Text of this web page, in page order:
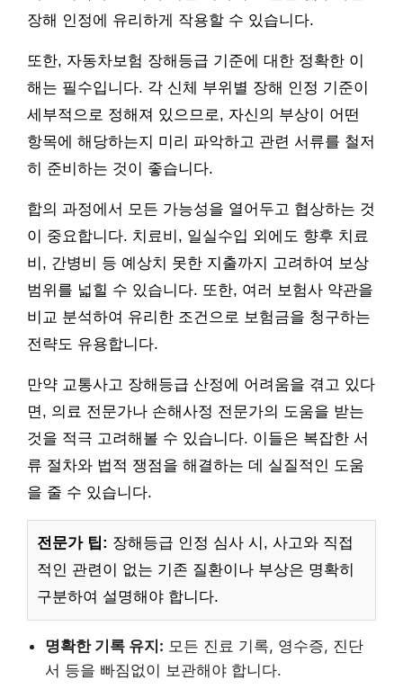
장해 인정에 유리하게 작용할 수 있습니다.
또한, 자동차보험 장해등급 기준에 대한 정확한 이
해는 필수입니다. 각 신체 부위별 장해 인정 기준이
세부적으로 정해져 있으므로, 자신의 부상이 어떤
항목에 해당하는지 미리 파악하고 관련 서류를 철저
히 준비하는 것이 좋습니다.
합의 과정에서 모든 가능성을 열어두고 협상하는 것
이 중요합니다. 치료비, 일실수입 외에도 향후 치료
비, 간병비 등 예상치 못한 지출까지 고려하여 보상
범위를 넓힐 수 있습니다. 또한, 여러 보험사 약관을
비교 분석하여 유리한 조건으로 보험금을 청구하는
전략도 유용합니다.
만약 교통사고 장해등급 산정에 어려움을 겪고 있다
면, 의료 전문가나 손해사정 전문가의 도움을 받는
것을 적극 고려해볼 수 있습니다. 이들은 복잡한 서
류 절차와 법적 쟁점을 해결하는 데 실질적인 도움
을 줄 수 있습니다.
전문가 팁: 장해등급 인정 심사 시, 사고와 직접
적인 관련이 없는 기존 질환이나 부상은 명확히
구분하여 설명해야 합니다.
명확한 기록 유지: 모든 진료 기록, 영수증, 진단
서 등을 빠짐없이 보관해야 합니다.